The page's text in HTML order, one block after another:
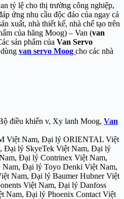
tỷ lệ cho thị trường công nghiệp,
ứng nhu cầu độc đáo của ngay cả
xuất, nhà thiết kế, nhà chế tạo trên
của hãng Moog) – Van (van
sản phẩm của Van Servo
van servo Moog cho các nhà
điều khiển v, Xy lanh Moog, Van
Việt Nam, Đại lý ORIENTAL Việt
Đại lý SkyeTek Việt Nam, Đại lý
Đại lý Contrinex Việt Nam,
Nam, Đại lý Toyo Denki Việt Nam,
Nam, Đại lý Baumer Hubner Việt
Việt Nam, Đại lý Danfoss
Nam, Đại lý Phoenix Contact Việt